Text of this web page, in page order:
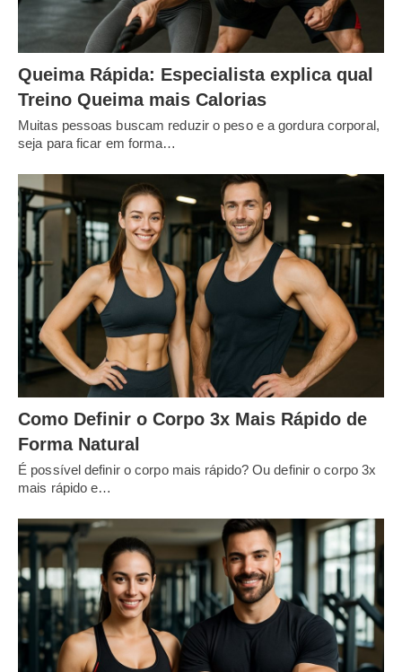
Queima Rápida: Especialista explica qual
Treino Queima mais Calorias
Muitas pessoas buscam reduzir o peso e a gordura corporal,
seja para ficar em forma…
Como Definir o Corpo 3x Mais Rápido de
Forma Natural
É possível definir o corpo mais rápido? Ou definir o corpo 3x
mais rápido e…